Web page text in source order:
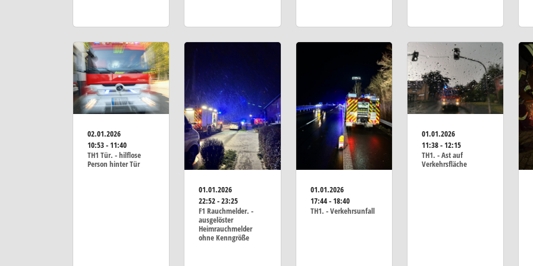
02.01.2026
10:53 - 11:40
TH1 Tür. - hilflose
Person hinter Tür
01.01.2026
22:52 - 23:25
F1 Rauchmelder. -
ausgelöster
Heimrauchmelder
ohne Kenngröße
01.01.2026
17:44 - 18:40
TH1. - Verkehrsunfall
01.01.2026
11:38 - 12:15
TH1. - Ast auf
Verkehrsfläche